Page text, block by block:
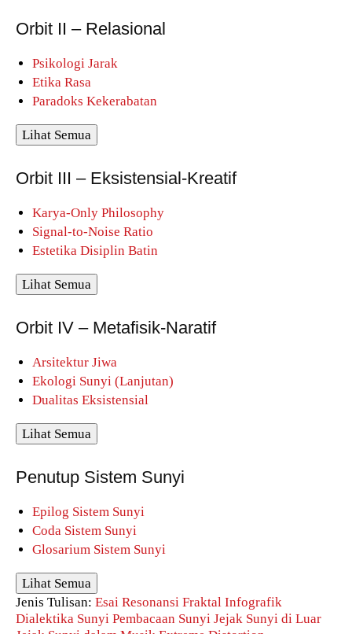
Orbit II – Relasional
Psikologi Jarak
Etika Rasa
Paradoks Kekerabatan
Lihat Semua
Orbit III – Eksistensial-Kreatif
Karya-Only Philosophy
Signal-to-Noise Ratio
Estetika Disiplin Batin
Lihat Semua
Orbit IV – Metafisik-Naratif
Arsitektur Jiwa
Ekologi Sunyi (Lanjutan)
Dualitas Eksistensial
Lihat Semua
Penutup Sistem Sunyi
Epilog Sistem Sunyi
Coda Sistem Sunyi
Glosarium Sistem Sunyi
Lihat Semua
Jenis Tulisan: Esai Resonansi Fraktal Infografik
Dialektika Sunyi Pembacaan Sunyi Jejak Sunyi di Luar